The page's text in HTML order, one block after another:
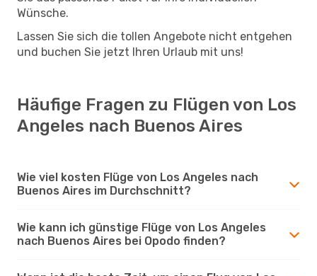
Wünsche.
Lassen Sie sich die tollen Angebote nicht entgehen
und buchen Sie jetzt Ihren Urlaub mit uns!
Häufige Fragen zu Flügen von Los
Angeles nach Buenos Aires
Wie viel kosten Flüge von Los Angeles nach
Buenos Aires im Durchschnitt?
Wie kann ich günstige Flüge von Los Angeles
nach Buenos Aires bei Opodo finden?